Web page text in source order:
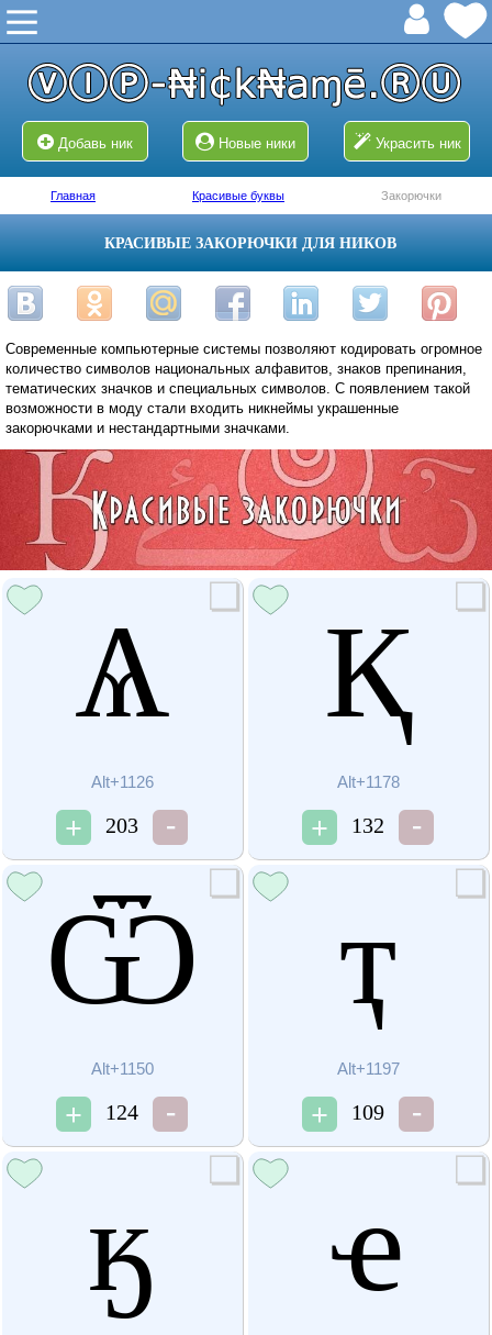
Добавь ник Новые ники Украсить ник
Главная Красивые буквы Закорючки
КРАСИВЫЕ ЗАКОРЮЧКИ ДЛЯ НИКОВ
Современные компьютерные системы позволяют кодировать огромное
количество символов национальных алфавитов, знаков препинания,
тематических значков и специальных символов. С появлением такой
возможности в моду стали входить никнеймы украшенные
закорючками и нестандартными значками.
Ѧ
Alt+1126
203
Қ
Alt+1178
132
Ѿ
Alt+1150
124
ҭ
Alt+1197
109
ӄ ҽ